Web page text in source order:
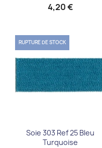
4,20 €
Soie 303 Ref 25 Bleu
Turquoise
RUPTURE DE STOCK